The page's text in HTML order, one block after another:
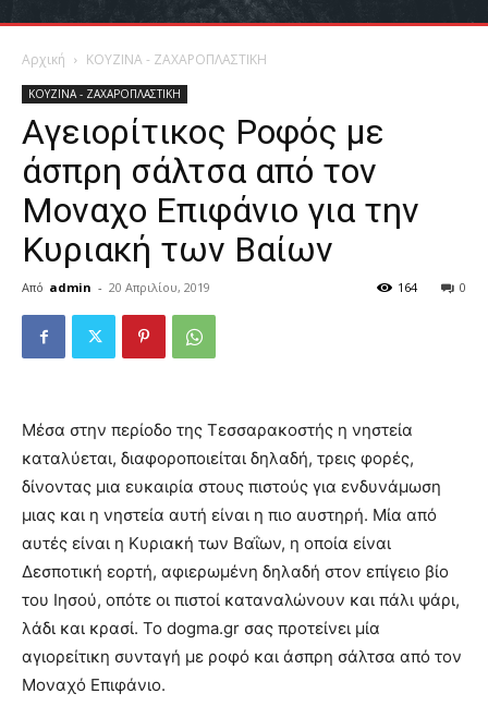
Αρχική ΚΟΥΖΙΝΑ - ΖΑΧΑΡΟΠΛΑΣΤΙΚΗ
ΚΟΥΖΙΝΑ - ΖΑΧΑΡΟΠΛΑΣΤΙΚΗ
Αγειορίτικος Ροφός με
άσπρη σάλτσα από τον
Μοναχο Επιφάνιο για την
Κυριακή των Βαίων
Από admin - 20 Απριλίου, 2019 0
164
Μέσα στην περίοδο της Τεσσαρακοστής η νηστεία
καταλύεται, διαφοροποιείται δηλαδή, τρεις φορές,
δίνοντας μια ευκαιρία στους πιστούς για ενδυνάμωση
μιας και η νηστεία αυτή είναι η πιο αυστηρή. Μία από
αυτές είναι η Κυριακή των Βαΐων, η οποία είναι
Δεσποτική εορτή, αφιερωμένη δηλαδή στον επίγειο βίο
του Ιησού, οπότε οι πιστοί καταναλώνουν και πάλι ψάρι,
λάδι και κρασί. Το dogma.gr σας προτείνει μία
αγιορείτικη συνταγή με ροφό και άσπρη σάλτσα από τον
Μοναχό Επιφάνιο.